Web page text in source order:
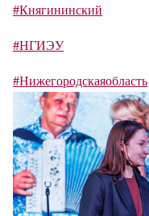
#Княгининский
#НГИЭУ
#Нижегородскаяобласть